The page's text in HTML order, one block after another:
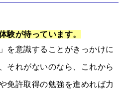
験が待っています。
を意識することがきっかけに
それがないのなら、これから
免許取得の勉強を進めれば力